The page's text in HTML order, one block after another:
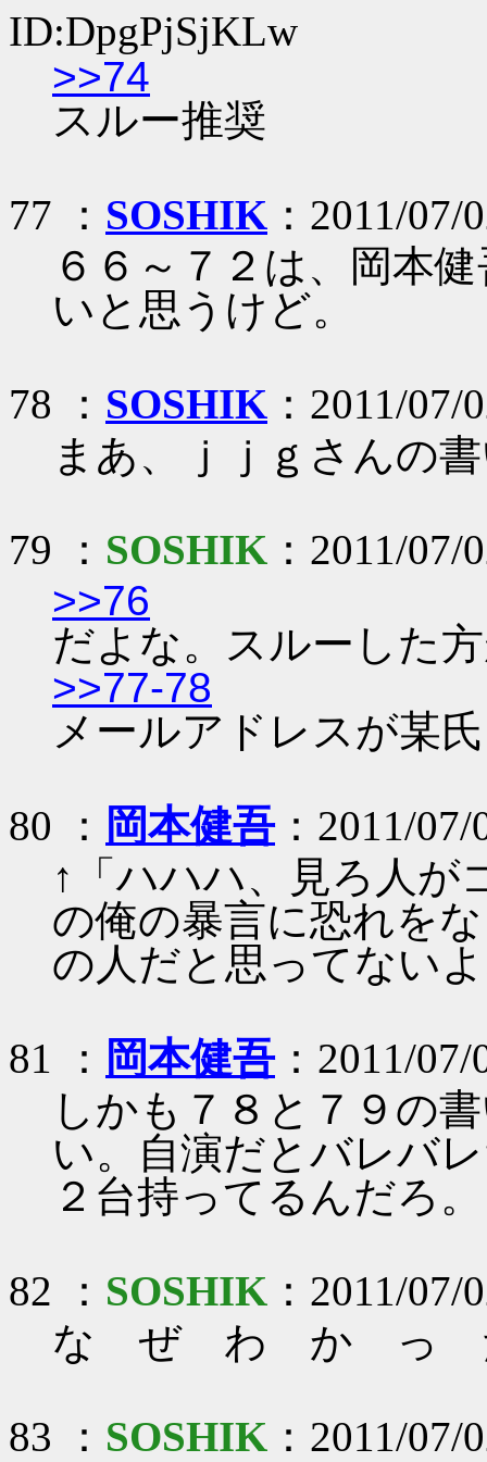
ID:DpgPjSjKLw
>>74
スルー推奨
77 ： SOSHIK ：2011/
６６～７２は、岡本
いと思うけど。
78 ： SOSHIK ：2011/
まあ、ｊｊｇさんの
79 ： SOSHIK ：2011/
>>76
だよな。スルーした
>>77-78
メールアドレスが某
80 ： 岡本健吾：2011/07/
↑「ハハハ、見ろ人が
の俺の暴言に恐れを
の人だと思ってない
81 ： 岡本健吾：2011/07/
しかも７８と７９の
い。自演だとバレバ
２台持ってるんだろ。
82 ： SOSHIK ：2011/
な ぜ わ か っ
83 ： SOSHIK ：2011/